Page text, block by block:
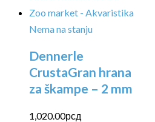
Nema na stanju
Dennerle
CrustaGran hrana
za škampe – 2 mm
1,020.00рсд